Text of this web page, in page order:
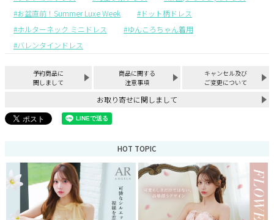
お盆直前！Summer Luxe Week
ドット柄ドレス
ホルターネック ミニドレス
ゆんころちゃん着用
バレンタインドレス
予約商品に
関しまして
商品に関する
注意事項
キャンセル及び
ご変更について
お取り寄せに関しまして
HOT TOPIC